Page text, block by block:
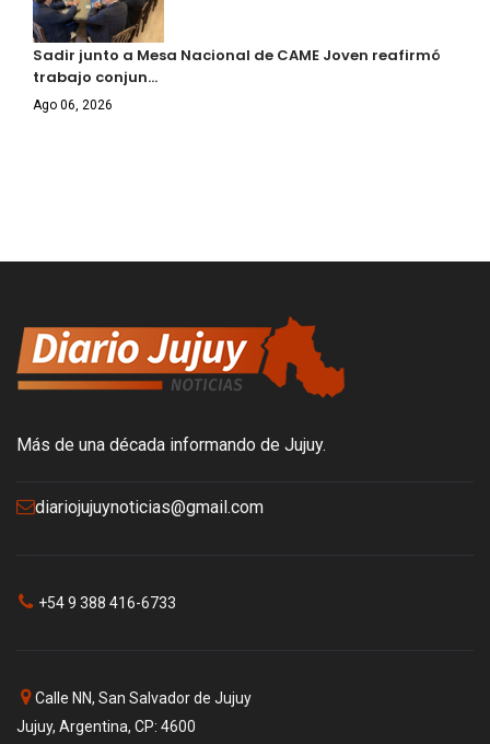
Sadir junto a Mesa Nacional de CAME Joven reafirmó
trabajo conjun…
Ago 06, 2026
Más de una década informando de Jujuy.
diariojujuynoticias@gmail.com
+54 9 388 416-6733
Calle NN, San Salvador de Jujuy
Jujuy, Argentina, CP: 4600